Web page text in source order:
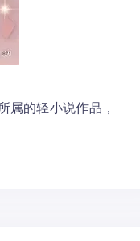
属的轻小说作品，